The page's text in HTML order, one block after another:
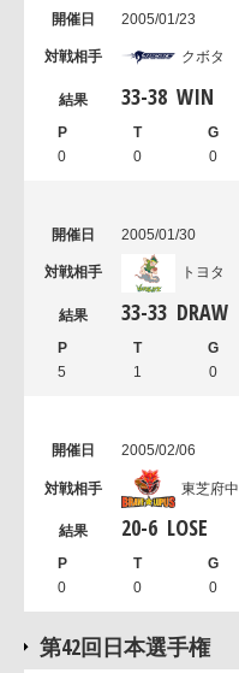
2005/01/23
クボタ
33-38 WIN
0 0 0
2005/01/30
トヨタ
33-33 DRAW
5 1 0
2005/02/06
東芝府中
20-6 LOSE
0 0 0
第42回日本選手権